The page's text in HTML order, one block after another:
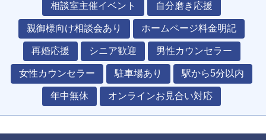
相談室主催イベント 自分磨き応援
親御様向け相談会あり ホームページ料金明記
再婚応援 シニア歓迎 男性カウンセラー
女性カウンセラー 駐車場あり 駅から5分以内
年中無休 オンラインお見合い対応